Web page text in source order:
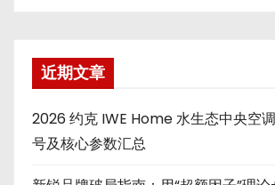
近期文章
2026 约克 IWE Home 水生态中央空
号及核心参数汇总